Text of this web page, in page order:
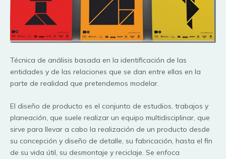
Técnica de análisis basada en la identificación de las
entidades y de las relaciones que se dan entre ellas en la
parte de realidad que pretendemos modelar.
El diseño de producto es el conjunto de estudios, trabajos y
planeación, que suele realizar un equipo multidisciplinar, que
sirve para llevar a cabo la realización de un producto desde
su concepción y diseño de detalle, su fabricación, hasta el fin
de su vida útil, su desmontaje y reciclaje. Se enfoca